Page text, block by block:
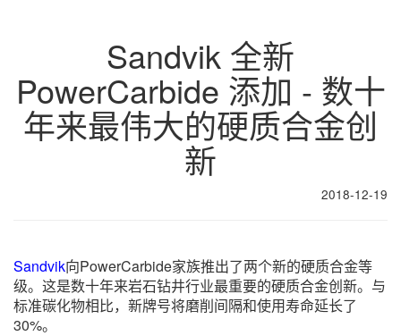
Sandvik 全新
PowerCarbide 添加 - 数十
年来最伟大的硬质合金创
新
2018-12-19
Sandvik向PowerCarbide家族推出了两个新的硬质合金等
级。这是数十年来岩石钻井行业最重要的硬质合金创新。与
标准碳化物相比，新牌号将磨削间隔和使用寿命延长了
30%。